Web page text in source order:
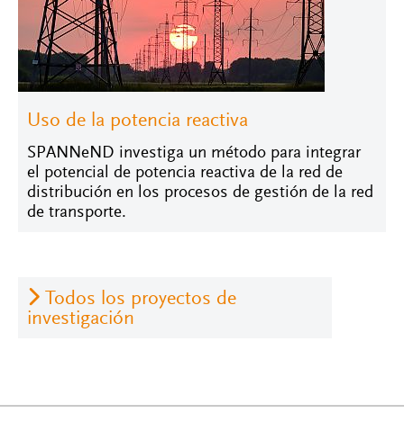
Uso de la potencia reactiva
SPANNeND investiga un método para integrar
el potencial de potencia reactiva de la red de
distribución en los procesos de gestión de la red
de transporte.
Todos los proyectos de
investigación